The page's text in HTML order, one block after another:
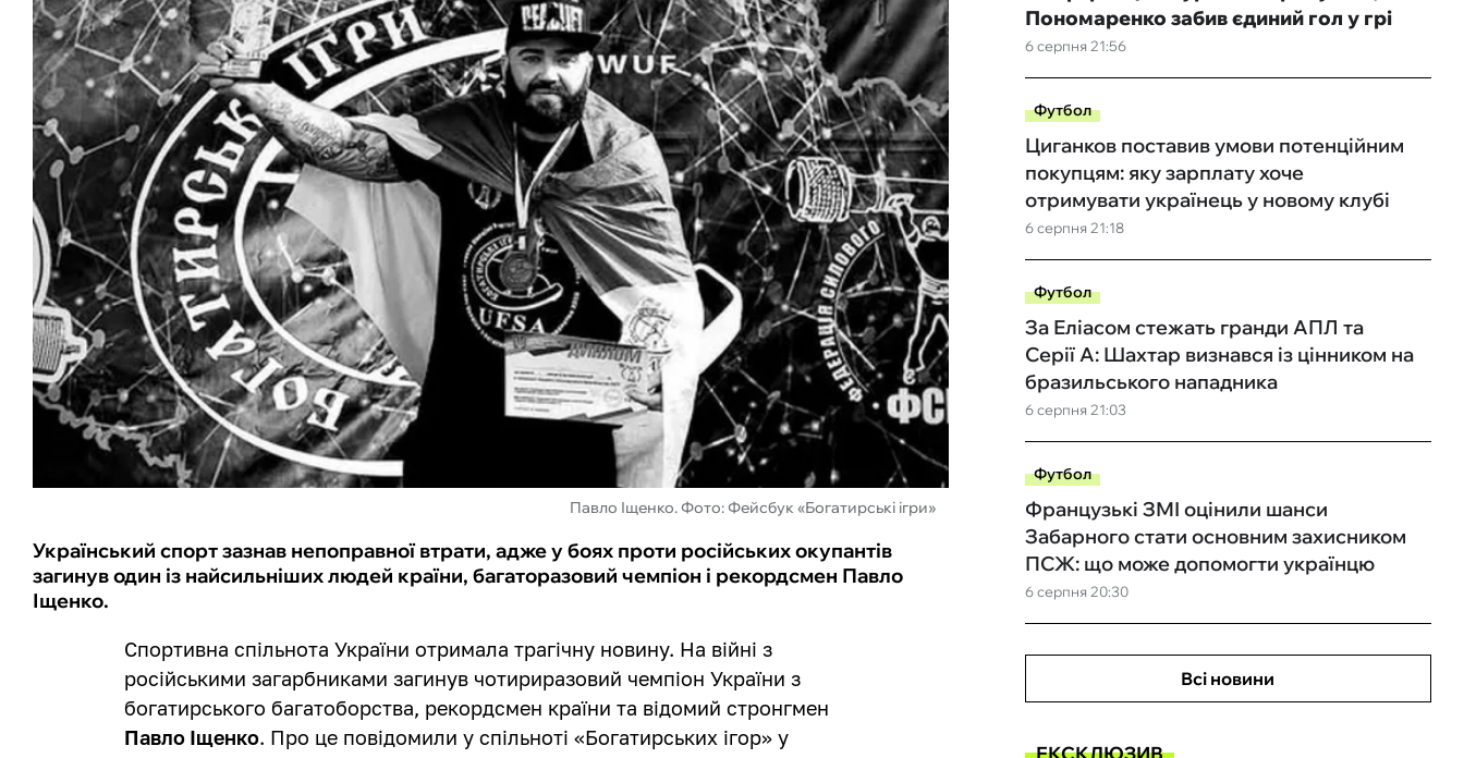
Павло Іщенко. Фото: Фейсбук «Богатирські ігри»
Український спорт зазнав непоправної втрати, адже у боях проти російських окупантів
загинув один із найсильніших людей країни, багаторазовий чемпіон і рекордсмен Павло
Іщенко.
Спортивна спільнота України отримала трагічну новину. На війні з
російськими загарбниками загинув чотириразовий чемпіон України з
богатирського багатоборства, рекордсмен країни та відомий стронгмен
Павло Іщенко. Про це повідомили у спільноті «Богатирських ігор» у
6 серпня 21:56
Пономаренко забив єдиний гол у грі
Футбол
6 серпня 21:18
Циганков поставив умови потенційним
покупцям: яку зарплату хоче
отримувати українець у новому клубі
Футбол
6 серпня 21:03
За Еліасом стежать гранди АПЛ та
Серії А: Шахтар визнався із цінником на
бразильського нападника
Футбол
6 серпня 20:30
Французькі ЗМІ оцінили шанси
Забарного стати основним захисником
ПСЖ: що може допомогти українцю
Всі новини
ЕКСКЛЮЗИВ